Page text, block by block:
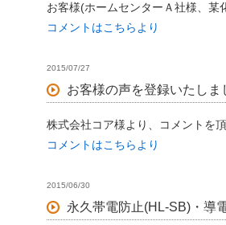
お客様(ホームセンターＡ社様、
コメントはこちらより
2015/07/27
お客様の声を登録いたしま
株式会社コア様より、コメントを
コメントはこちらより
2015/06/30
永久帯電防止(HL-SB)・導